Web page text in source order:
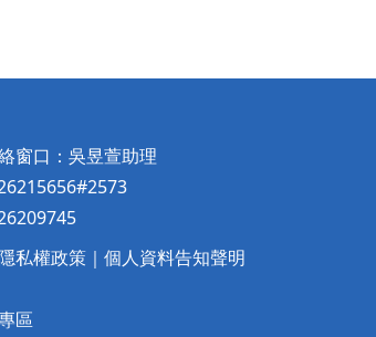
窗口：吳昱萱助理
私權政策｜ 個人資料告知聲明
區